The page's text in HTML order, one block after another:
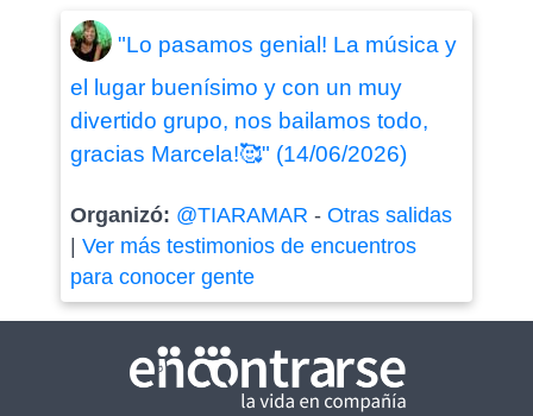
"Lo pasamos genial! La música y
el lugar buenísimo y con un muy
divertido grupo, nos bailamos todo,
gracias Marcela!🥰" (14/06/2026)
Organizó: @TIARAMAR - Otras salidas
Ver más testimonios de encuentros
para conocer gente